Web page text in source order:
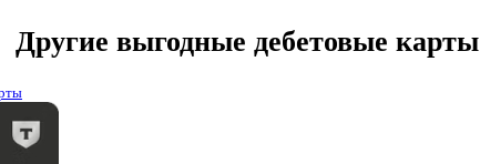
Другие выгодные дебетовые карты